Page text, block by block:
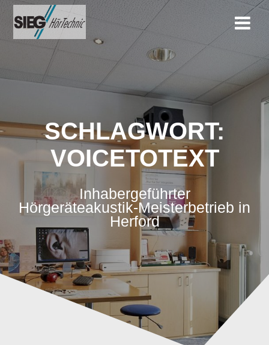
Zum
Inhalt
springen
SCHLAGWORT:
VOICETOTEXT
Inhabergeführter
Hörgeräteakustik-Meisterbetrieb in
Herford